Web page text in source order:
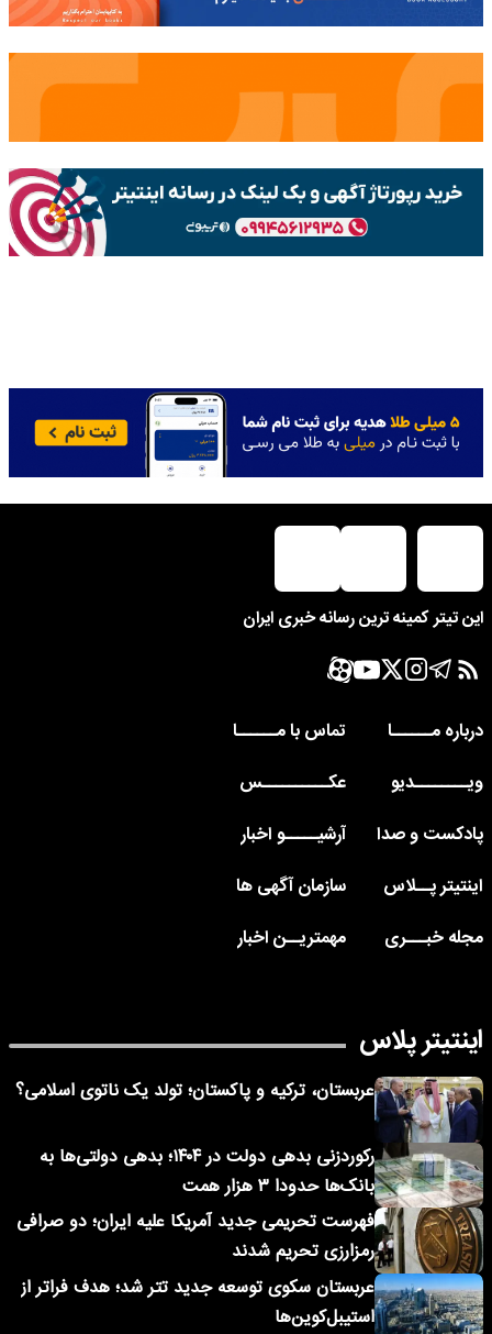
این تیتر کمینه ترین رسانه خبری ایران
درباره مــــــا
تماس با مــــــا
ویــــــــدیو
عکــــــــــس
پادکست و صدا
آرشیـــــو اخبار
اینتیتر پــلاس
سازمان آگهی ها
مجله خبـــری
مهمتریــن اخبار
اینتیتر پلاس
عربستان، ترکیه و پاکستان؛ تولد یک ناتوی اسلامی؟
رکوردزنی بدهی دولت در ۱۴۰۴؛ بدهی دولتی‌ها به
بانک‌ها حدودا ۳ هزار همت
فهرست تحریمی جدید آمریکا علیه ایران؛ دو صرافی
رمزارزی تحریم شدند
عربستان سکوی توسعه جدید تتر شد؛ هدف فراتر از
استیبل‌کوین‌ها